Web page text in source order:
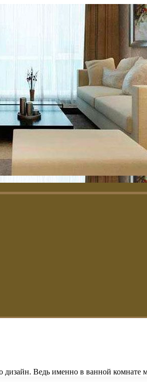
Ведь именно в ванной комнате